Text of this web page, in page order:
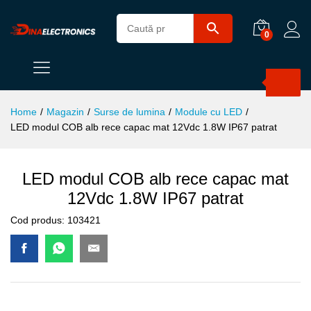
0
Home / Magazin / Surse de lumina / Module cu LED /
LED modul COB alb rece capac mat 12Vdc 1.8W IP67 patrat
LED modul COB alb rece capac mat
12Vdc 1.8W IP67 patrat
Cod produs: 103421